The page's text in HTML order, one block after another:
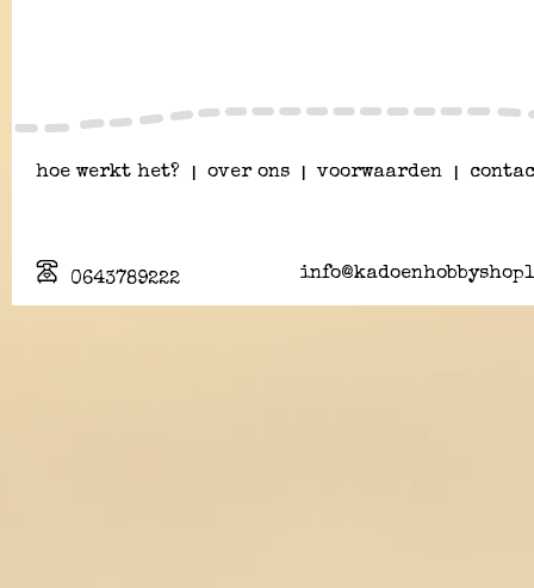
hoe werkt het? over ons voorwaarden
0643789222